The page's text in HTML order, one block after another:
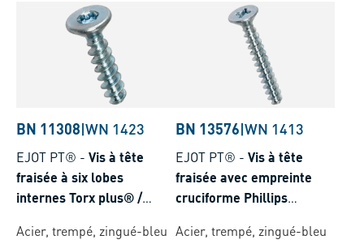
BN 11308|WN 1423
EJOT PT® - Vis à tête
fraisée à six lobes
internes Torx plus® /
Acier, trempé, zingué-bleu
BN 13576|WN 1413
EJOT PT® - Vis à tête
fraisée avec empreinte
cruciforme Phillips
Acier, trempé, zingué-bleu